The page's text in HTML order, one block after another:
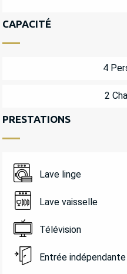
CAPACITÉ
4
2
PRESTATIONS
Lave linge
Lave vaisselle
Télévision
Entrée indépendante